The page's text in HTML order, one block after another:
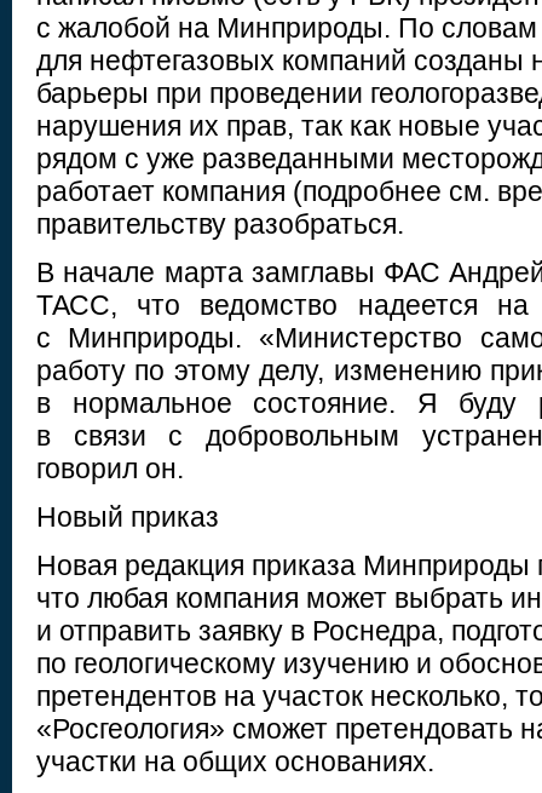
с жалобой на Минприроды. По
для нефтегазовых компаний созданы
барьеры при проведении
нарушения их прав, так как новые
рядом с уже разведанными
работает компания (подробнее см.
правительству разобраться.
В начале марта замглавы ФАС
ТАСС, что ведомство надеется на
с Минприроды. «Министерство
работу по этому делу, изменению
в нормальное состояние. Я буду
в связи с добровольным
говорил он.
Новый приказ
Новая редакция приказа Минприроды
что любая компания может выбрать
и отправить заявку в Роснедра,
по геологическому изучению и
претендентов на участок несколько,
«Росгеология» сможет претендовать
участки на общих основаниях.